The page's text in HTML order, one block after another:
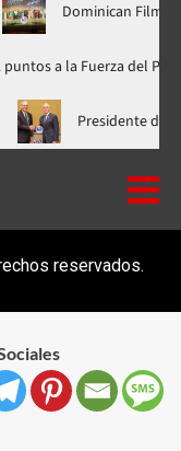
York
Fuerza del Pueblo
reservados.